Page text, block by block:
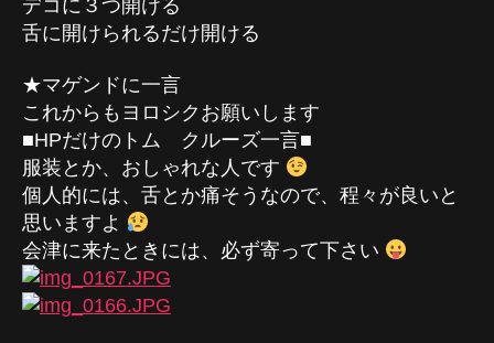
デコに３つ開ける
舌に開けられるだけ開ける
★マゲンドに一言
これからもヨロシクお願いします
■HPだけのトム クルーズ一言■
服装とか、おしゃれな人です
個人的には、舌とか痛そうなので、程々が良いと
思いますよ
会津に来たときには、必ず寄って下さい